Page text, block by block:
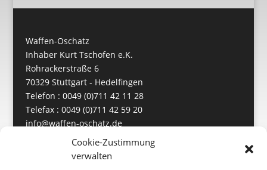
Cookie-Zustimmung
verwalten
Waffen-Oschatz
Inhaber Kurt Tschofen e.K.
Rohrackerstraße 6
70329 Stuttgart - Hedelfingen
Telefon : 0049 (0)711 42 11 28
Telefax : 0049 (0)711 42 59 20
info@waffen-oschatz.de
https://www.waffen-oschatz.de